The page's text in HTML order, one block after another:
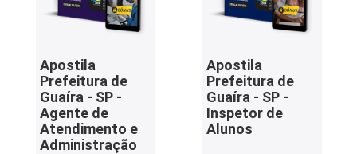
Apostila
Prefeitura de
Guaíra - SP -
Agente de
Atendimento e
Administração
Apostila
Prefeitura de
Guaíra - SP -
Inspetor de
Alunos